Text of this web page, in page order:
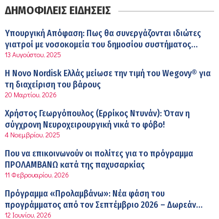
6:11 πμ
Σύσκεψη στον ΕΟΦ για την ομαλή λειτουργία της
εφοδιαστικής αλυσίδας των φαρμάκων στη διάρκεια
του καλοκαιριού
12:08 μμ
Μιχάλης Τάτσης, Insurance & Healthcare Analyst,
διευθυντής Επιχειρηματικής Ανάπτυξης Ομίλου HHG
11:54 πμ
Kavita Patel: Ένα στα πέντε καινοτόμα φάρμακα φτάνει
τελικά στην Ελλάδα
9:21 πμ
Υπάρχει τελικά «δίαιτα θυρεοειδούς»; Τι λέει η
επιστήμη για τη διατροφή και τα συμπληρώματα
7:38 πμ
Πυρκαγιά στη Δυτική Αττική: Οι κίνδυνοι για τη δημόσια
υγεία
7:16 πμ
ΔΗΜΟΦΙΛΕΙΣ ΕΙΔΗΣΕΙΣ
Υπουργική Απόφαση: Πως θα συνεργάζονται ιδιώτες
γιατροί με νοσοκομεία του δημοσίου συστήματος
υγείας
13 Αυγούστου, 2025
Η Novo Nordisk Ελλάς μείωσε την τιμή του Wegovy® για
τη διαχείριση του βάρους
20 Μαρτίου, 2026
Χρήστος Γεωργόπουλος (Ερρίκος Ντυνάν): Όταν η
σύγχρονη Νευροχειρουργική νικά το φόβο!
4 Νοεμβρίου, 2025
Που να επικοινωνούν οι πολίτες για το πρόγραμμα
ΠΡΟΛΑΜΒΑΝΩ κατά της παχυσαρκίας
11 Φεβρουαρίου, 2026
Πρόγραμμα «Προλαμβάνω»: Νέα φάση του
προγράμματος από τον Σεπτέμβριο 2026 – Δωρεάν
προληπτικές εξετάσεις έως το 2030
12 Ιουνίου, 2026